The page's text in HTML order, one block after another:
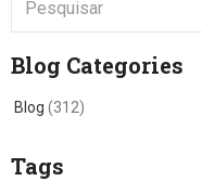
Blog Categories
Blog (312)
Tags